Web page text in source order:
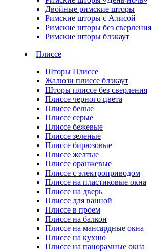
Двойные римские шторы
Римские шторы с Алисой
Римские шторы без сверления
Римские шторы блэкаут
Плиссе
Шторы Плиссе
Жалюзи плиссе блэкаут
Шторы плиссе без сверления
Плиссе черного цвета
Плиссе белые
Плиссе серые
Плиссе бежевые
Плиссе зеленые
Плиссе бирюзовые
Плиссе желтые
Плиссе оранжевые
Плиссе с электроприводом
Плиссе на пластиковые окна
Плиссе на дверь
Плиссе для ванной
Плиссе в проем
Плиссе на балкон
Плиссе на мансардные окна
Плиссе на кухню
Плиссе на панорамные окна